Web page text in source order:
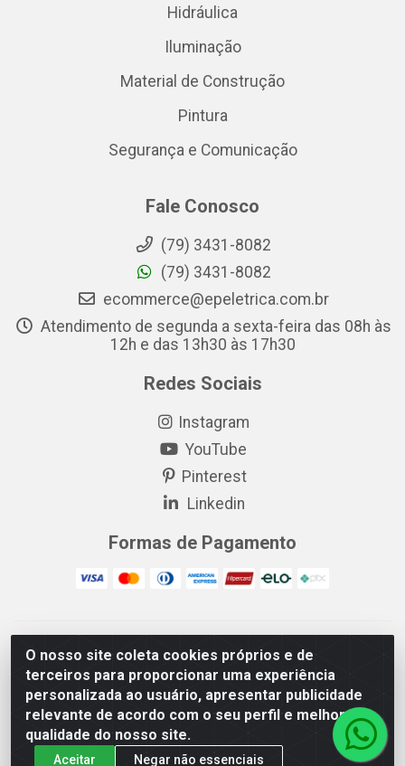
O nosso site coleta cookies próprios e de
terceiros para proporcionar uma experiência
personalizada ao usuário, apresentar publicidade
relevante de acordo com o seu perfil e melhorar a
qualidade do nosso site.
Aceitar Negar não essenciais
Hidráulica
Iluminação
Material de Construção
Pintura
Segurança e Comunicação
Fale Conosco
(79) 3431-8082
(79) 3431-8082
ecommerce@epeletrica.com.br
Atendimento de segunda a sexta-feira das 08h às
12h e das 13h30 às 17h30
Redes Sociais
Instagram
YouTube
Pinterest
Linkedin
Formas de Pagamento
EP Elétrica LTDA - 18.621.731/0005-43 - Itabaiana/SE - CEP:
49511-899
EP Elétrica LTDA - 48.594.570/0001-83 - Itabaiana/SE - CEP:
49511-899